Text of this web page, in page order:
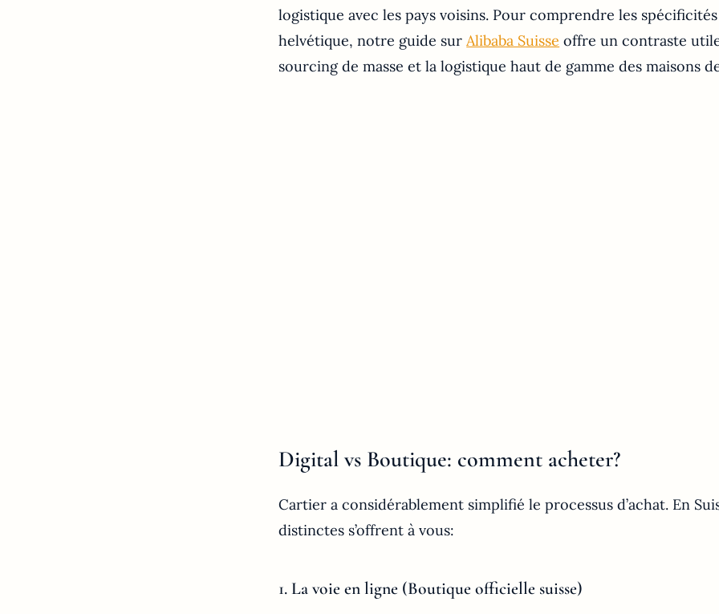
logistique avec les pays voisins. Pour comprendre les
helvétique, notre guide surAlibaba Suisse offre un contraste
sourcing de masse et la logistique haut de gamme des maisons
Digital vs Boutique: comment acheter?
Cartier a considérablement simplifié le processus d’achat. En
distinctes s’offrent à vous:
1. La voie en ligne (Boutique officielle suisse)